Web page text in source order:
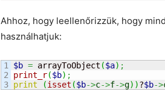
Ahhoz, hogy leellenőrizzük, hogy
használhatjuk:
1
2
$b = arrayToObject ($a) ;
print_r($b) ;
print
(isset ($b->c->f->g) )?$b->